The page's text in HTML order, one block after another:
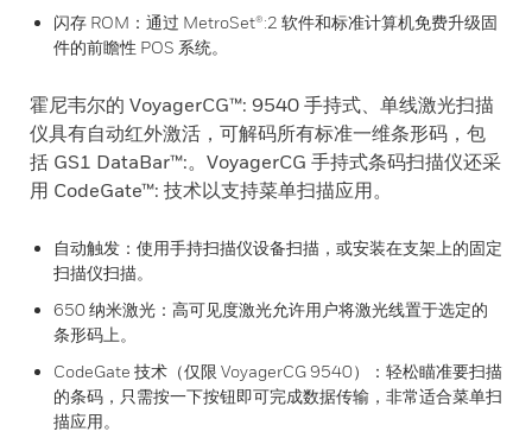
闪存 ROM：通过 MetroSet®:2 软件和标准计算机免费升级固
件的前瞻性 POS 系统。
霍尼韦尔的 VoyagerCG™: 9540 手持式、单线激光扫描
仪具有自动红外激活，可解码所有标准一维条形码，包
括 GS1 DataBar™:。VoyagerCG 手持式条码扫描仪还采
用 CodeGate™: 技术以支持菜单扫描应用。
自动触发：使用手持扫描仪设备扫描，或安装在支架上的固定
扫描仪扫描。
650 纳米激光：高可见度激光允许用户将激光线置于选定的
条形码上。
CodeGate 技术（仅限 VoyagerCG 9540）：轻松瞄准要扫描
的条码，只需按一下按钮即可完成数据传输，非常适合菜单扫
描应用。